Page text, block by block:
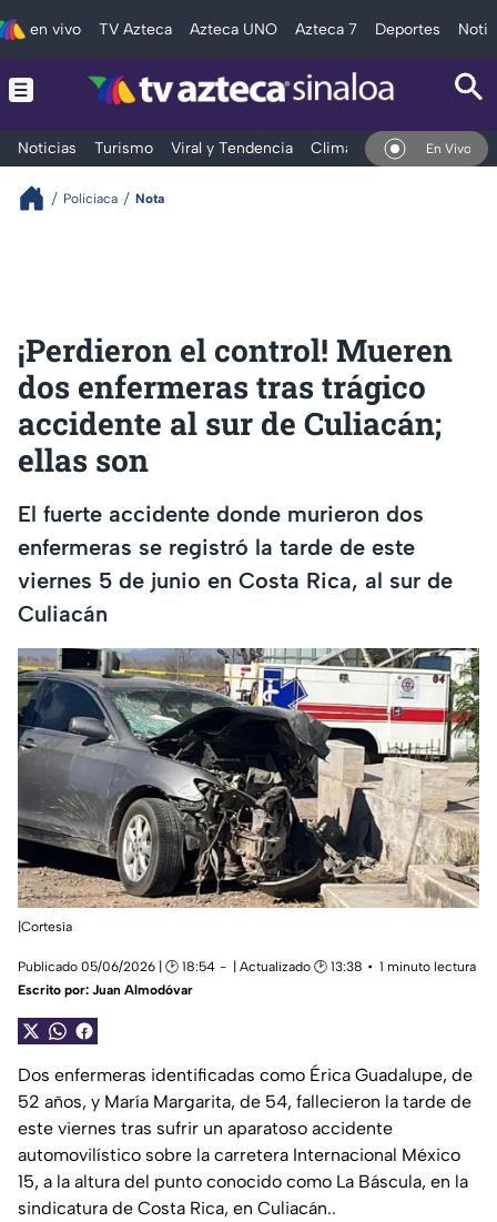
en vivo TV Azteca Azteca UNO Azteca 7 Deportes
Noticias Turismo Viral y Tendencia Clima DeportesEn Vivo
Policiaca Nota
¡Perdieron el control! Mueren
dos enfermeras tras trágico
accidente al sur de Culiacán;
ellas son
El fuerte accidente donde murieron dos
enfermeras se registró la tarde de este
viernes 5 de junio en Costa Rica, al sur de
Culiacán
|Cortesía
Publicado 05/06/2026 | 🕑 18:54 | Actualizado 🕑 13:38
1 minuto lectura
Escrito por: Juan Almodóvar
Dos enfermeras identificadas como Érica Guadalupe, de
52 años, y María Margarita, de 54, fallecieron la tarde de
este viernes tras sufrir un aparatoso accidente
automovilístico sobre la carretera Internacional México
15, a la altura del punto conocido como La Báscula, en la
sindicatura de Costa Rica, en Culiacán..